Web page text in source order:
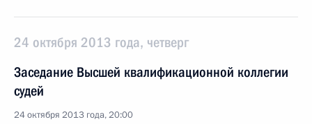
24 октября 2013 года, четверг
Заседание Высшей квалификационной коллегии
судей
24 октября 2013 года, 20:00